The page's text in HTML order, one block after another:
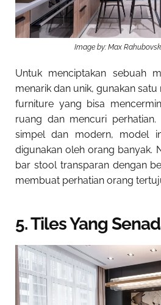
Image by: Max
Untuk menciptakan sebuah
menarik dan unik, gunakan
furniture yang bisa
ruang dan mencuri perhatian.
simpel dan modern, model
digunakan oleh orang banyak.
bar stool transparan dengan
membuat perhatian orang
5. Tiles Yang